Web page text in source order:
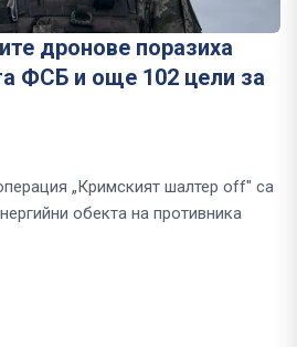
дронове поразиха
ФСБ и още 102 цели за
„Кримският шалтер off" са
обекта на противника